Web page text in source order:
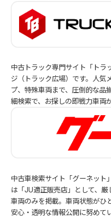
中古トラック専門サイト「トラ
ジ（トラック広場）です。人気
プ、特殊車両まで、圧倒的な品
細検索で、お探しの即戦力車両
中古車検索サイト「グーネット
は「JU適正販売店」として、
車両のみを掲載。車両状態がひ
安心・透明な情報公開に努めて